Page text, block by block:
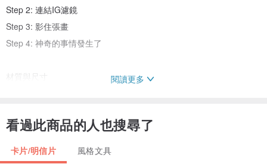
Step 2: 連結IG濾鏡
Step 3: 影住張畫
Step 4: 神奇的事情發生了
材質與尺寸
郵寄方式
閱讀更多
看過此商品的人也搜尋了
卡片/明信片 風格文具